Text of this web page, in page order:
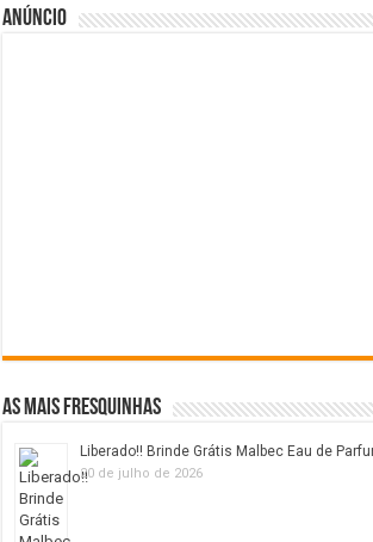
Anúncio
As mais fresquinhas
Liberado!! Brinde Grátis Malbec Eau de
20 de julho de 2026